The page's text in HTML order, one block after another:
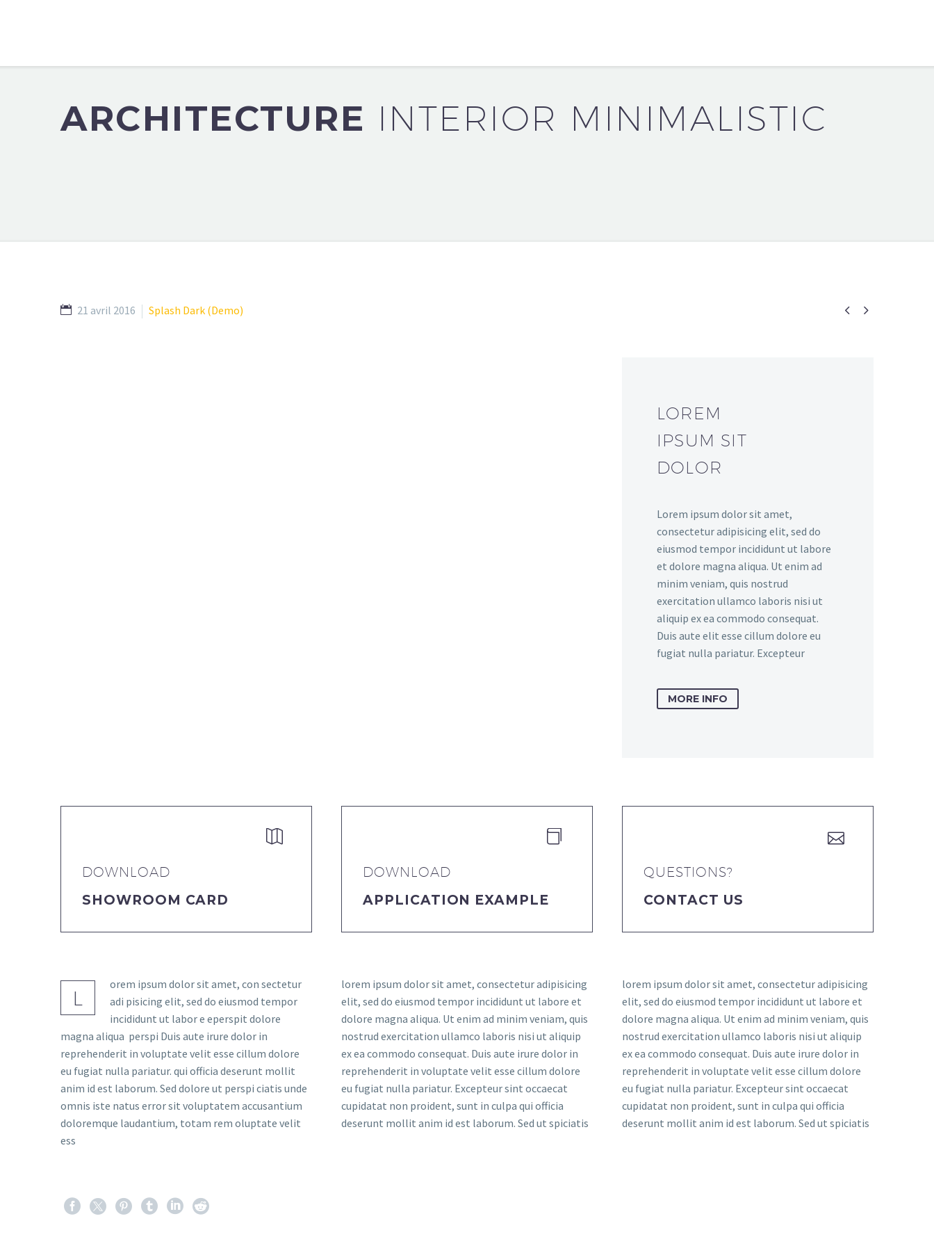
ARCHITECTURE INTERIOR MINIMALISTIC
 
21 avril 2016 Splash Dark (Demo)
LOREM
IPSUM SIT
DOLOR
Lorem ipsum dolor sit amet,
consectetur adipisicing elit, sed do
eiusmod tempor incididunt ut labore
et dolore magna aliqua. Ut enim ad
minim veniam, quis nostrud
exercitation ullamco laboris nisi ut
aliquip ex ea commodo consequat.
Duis aute elit esse cillum dolore eu
fugiat nulla pariatur. Excepteur
MORE INFO


DOWNLOAD
SHOWROOM CARD


DOWNLOAD
APPLICATION EXAMPLE


QUESTIONS?
CONTACT US
L
orem ipsum dolor sit amet, con sectetur
adi pisicing elit, sed do eiusmod tempor
incididunt ut labor e eperspit dolore
magna aliqua perspi Duis aute irure dolor in
reprehenderit in voluptate velit esse cillum dolore
eu fugiat nulla pariatur. qui officia deserunt mollit
anim id est laborum. Sed dolore ut perspi ciatis unde
omnis iste natus error sit voluptatem accusantium
doloremque laudantium, totam rem oluptate velit
ess
lorem ipsum dolor sit amet, consectetur adipisicing
elit, sed do eiusmod tempor incididunt ut labore et
dolore magna aliqua. Ut enim ad minim veniam, quis
nostrud exercitation ullamco laboris nisi ut aliquip
ex ea commodo consequat. Duis aute irure dolor in
reprehenderit in voluptate velit esse cillum dolore
eu fugiat nulla pariatur. Excepteur sint occaecat
cupidatat non proident, sunt in culpa qui officia
deserunt mollit anim id est laborum. Sed ut spiciatis
lorem ipsum dolor sit amet, consectetur adipisicing
elit, sed do eiusmod tempor incididunt ut labore et
dolore magna aliqua. Ut enim ad minim veniam, quis
nostrud exercitation ullamco laboris nisi ut aliquip
ex ea commodo consequat. Duis aute irure dolor in
reprehenderit in voluptate velit esse cillum dolore
eu fugiat nulla pariatur. Excepteur sint occaecat
cupidatat non proident, sunt in culpa qui officia
deserunt mollit anim id est laborum. Sed ut spiciatis